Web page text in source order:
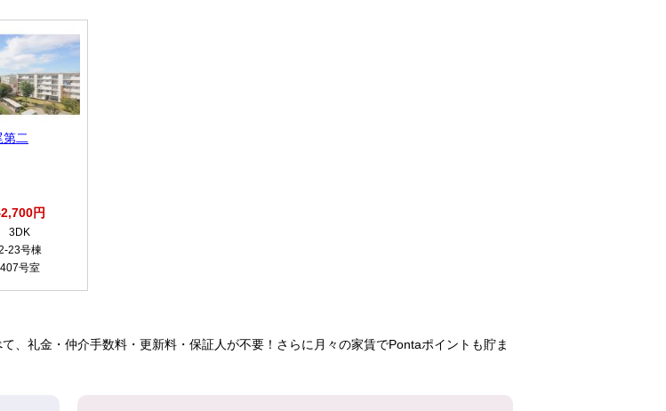
二
円
3DK
23号棟
407号室
、礼金・仲介手数料・更新料・保証人が不要！さらに月々の家賃でPontaポイントも貯ま